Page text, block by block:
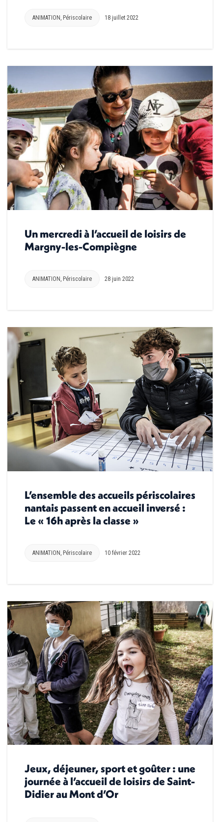
ANIMATION, Périscolaire 18 juillet 2022
Un mercredi à l’accueil de loisirs de
Margny-les-Compiègne
ANIMATION Périscolaire 28 juin 2022
L’ensemble des accueils périscolaires
nantais passent en accueil inversé :
Le « 16h après la classe »
ANIMATION Périscolaire 10 février 2022
Jeux, déjeuner, sport et goûter : une
journée à l’accueil de loisirs de Saint-
Didier au Mont d’Or